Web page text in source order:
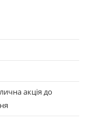
акція до